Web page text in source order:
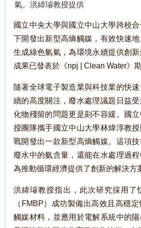
氣。洪緯璿教授提供
國立中央大學與國立中山大學跨校
下開發出新型高熵觸媒，有效快速
生成綠色氫氣，為環境永續提供創
成果已發表於《npj | Clean Water》期
隨著全球電子製造業與科技業的快
續的高度關注，廢水處理議題日益
化物殘留的問題更是刻不容緩。國
授團隊攜手國立中山大學林煒淳教
戰開發出一款新型高熵觸媒。這項
廢水中的氨含量，還能在水處理過程
為推動循環經濟提供了創新的解決方
洪緯璿教授指出，此次研究採用了
（FMBP）成功製備出高效且高穩
觸媒材料，並應用於電解系統中的